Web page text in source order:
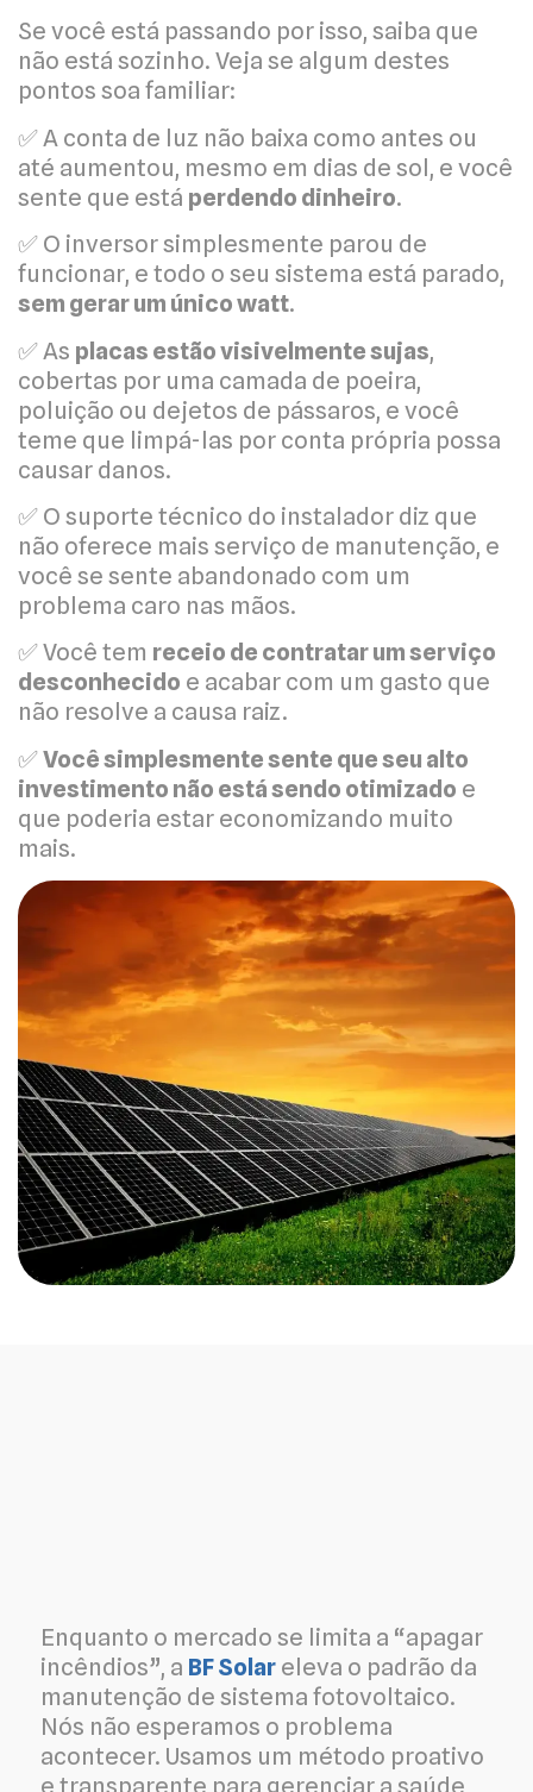
Se você está passando por isso, saiba que
não está sozinho. Veja se algum destes
pontos soa familiar:
✅ A conta de luz não baixa como antes ou
até aumentou, mesmo em dias de sol, e você
sente que está perdendo dinheiro.
✅ O inversor simplesmente parou de
funcionar, e todo o seu sistema está parado,
sem gerar um único watt.
✅ As placas estão visivelmente sujas,
cobertas por uma camada de poeira,
poluição ou dejetos de pássaros, e você
teme que limpá-las por conta própria possa
causar danos.
✅ O suporte técnico do instalador diz que
não oferece mais serviço de manutenção, e
você se sente abandonado com um
problema caro nas mãos.
✅ Você tem receio de contratar um serviço
desconhecido e acabar com um gasto que
não resolve a causa raiz.
✅Você simplesmente sente que seu alto
investimento não está sendo otimizado e
que poderia estar economizando muito
mais.
Enquanto o mercado se limita a “apagar
incêndios”, a BF Solar eleva o padrão da
manutenção de sistema fotovoltaico.
Nós não esperamos o problema
acontecer. Usamos um método proativo
e transparente para gerenciar a saúde